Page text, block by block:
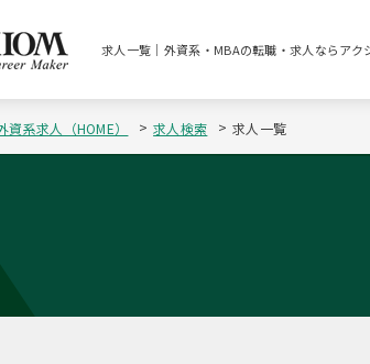
求人一覧｜外資系・MBAの転職・求人ならアク
資系求人（HOME） 求人検索 求人一覧